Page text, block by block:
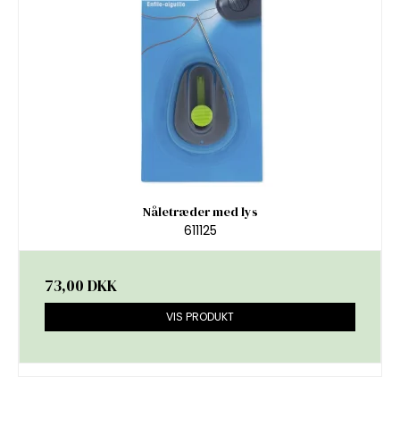
Nåletræder med lys
611125
73,00 DKK
VIS PRODUKT